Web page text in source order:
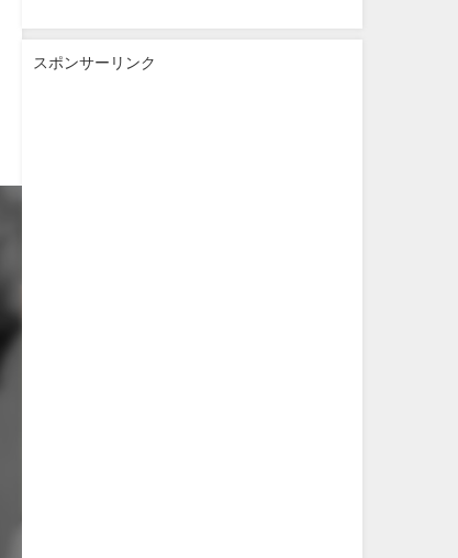
スポンサーリンク